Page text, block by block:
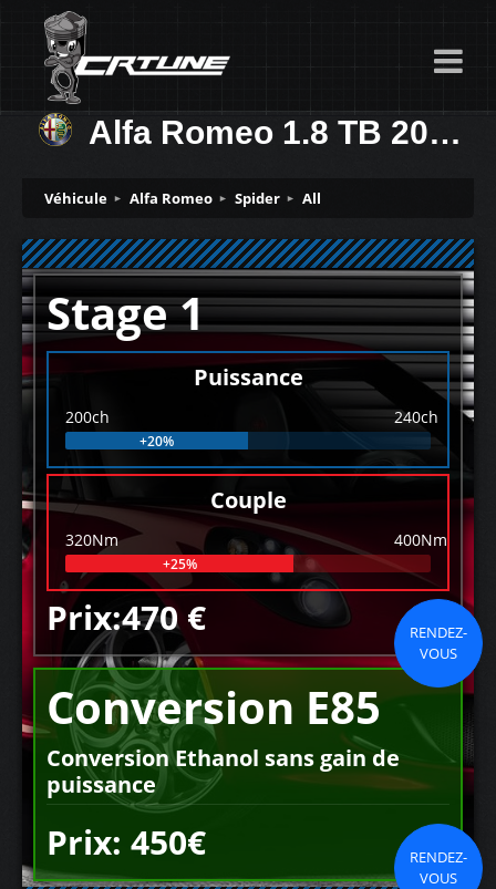
Alfa Romeo 1.8 TB 200ch
Véhicule Alfa Romeo Spider All
Stage 1
Puissance
200ch 240ch
+20%
Couple
320Nm 400Nm
+25%
Prix:470 €
RENDEZ-
VOUS
Conversion E85
Conversion Ethanol sans gain de
puissance
Prix: 450€
RENDEZ-
VOUS